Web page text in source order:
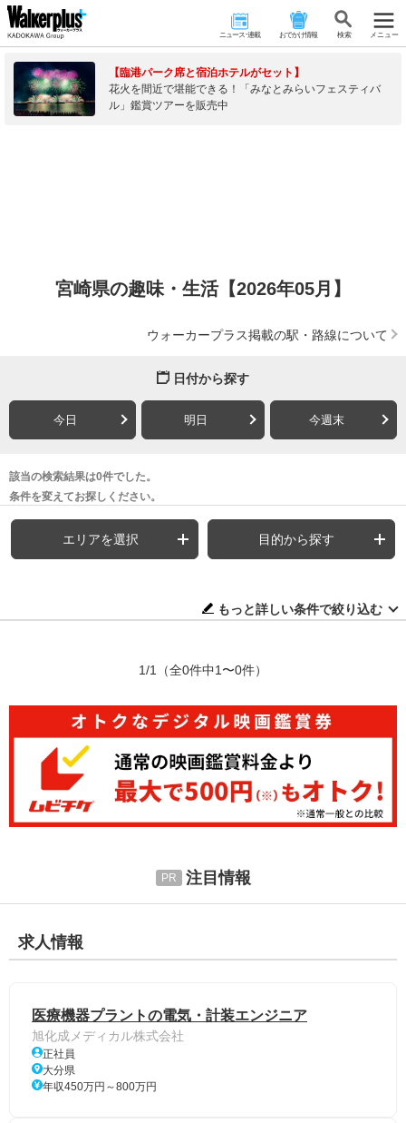
ニュース･連載 おでかけ情報 検 索 メニュー
【臨港パーク席と宿泊ホテルがセット】
花火を間近で堪能できる！「みなとみらいフェスティバ
ル」鑑賞ツアーを販売中
宮崎県の趣味・生活【2026年05月】
ウォーカープラス掲載の駅・路線について
日付から探す
今日 明日 今週末
該当の検索結果は0件でした。
条件を変えてお探しください。
エリアを選択 目的から探す
もっと詳しい条件で絞り込む
1/1 （全0件中1〜0件）
注目情報
求人情報
医療機器プラントの電気・計装エンジニア
旭化成メディカル株式会社
正社員
大分県
年収450万円～800万円